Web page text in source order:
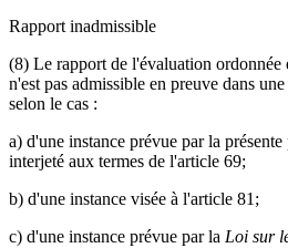
Rapport inadmissible
(8) Le rapport de l'évaluation ordonnée
n'est pas admissible en preuve dans
selon le cas :
a) d'une instance prévue par la
interjeté aux termes de l'article 69;
b) d'une instance visée à l'article 81;
c) d'une instance prévue par la Loi sur